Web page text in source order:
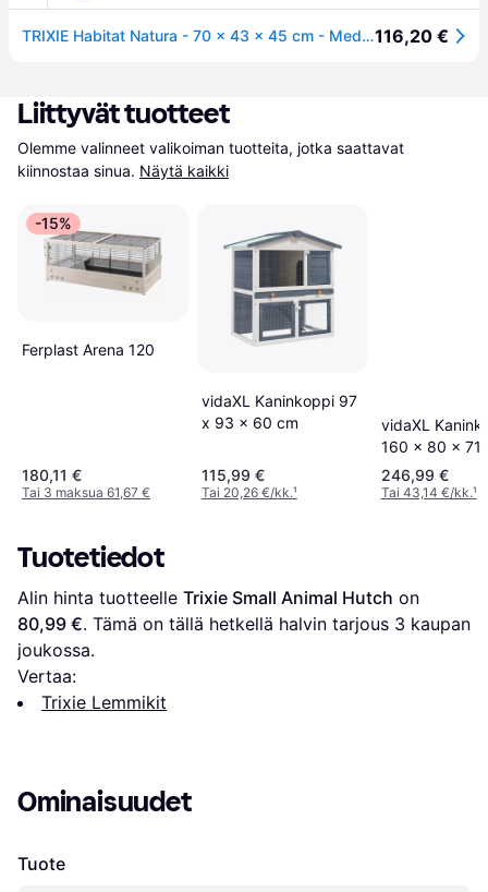
TRIXIE Habitat Natura - 70 x 43 x 45 cm - Med två ingångar - Vit och grå - För kaniner116,20 €
Liittyvät tuotteet
Olemme valinneet valikoiman tuotteita, jotka saattavat
kiinnostaa sinua. Näytä kaikki
-15%
Ferplast Arena 120
180,11 €
Tai 3 maksua 61,67 €
vidaXL Kaninkoppi 97
x 93 x 60 cm
115,99 €
Tai 20,26 €/kk.¹
vidaXL
160 x 80 x 71
246,99 €
Tai 43,14 €/kk.¹
Tuotetiedot
Alin hinta tuotteelle Trixie Small Animal Hutch
80,99 €. Tämä on tällä hetkellä halvin tarjous 3 kaupan
joukossa.
Vertaa:
Trixie Lemmikit
Ominaisuudet
Tuote